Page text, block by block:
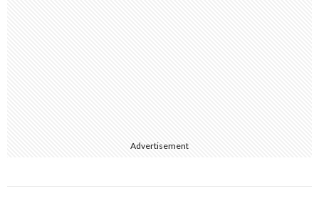
Advertisement